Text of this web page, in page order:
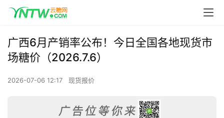
广西6月产销率公布！今日全国各地现货市
场糖价（2026.7.6）
2026-07-06 12:17 现货报价